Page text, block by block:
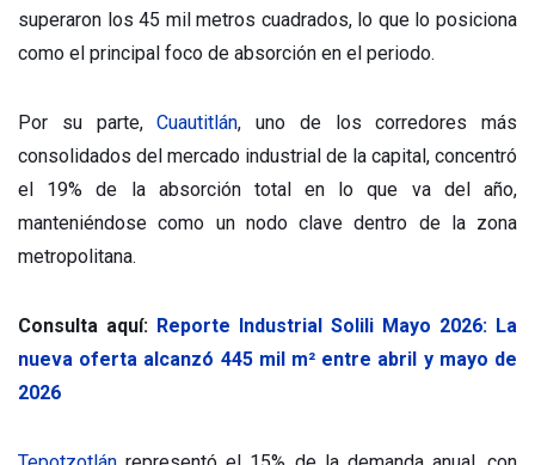
superaron los 45 mil metros cuadrados, lo que lo posiciona
como el principal foco de absorción en el periodo.
Por su parte,Cuautitlán, uno de los corredores más
consolidados del mercado industrial de la capital, concentró
el 19% de la absorción total en lo que va del año,
manteniéndose como un nodo clave dentro de la zona
metropolitana.
Consulta aquí: Reporte Industrial Solili Mayo 2026: La
nueva oferta alcanzó 445 mil m² entre abril y mayo de
2026